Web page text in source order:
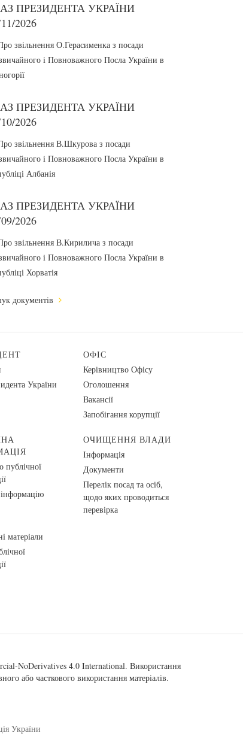
ПРЕЗИДЕНТА УКРАЇНИ
2026
звільнення О.Герасименка з посади
і Повноважного Посла України в
ПРЕЗИДЕНТА УКРАЇНИ
2026
звільнення В.Шкурова з посади
і Повноважного Посла України в
Албанія
ПРЕЗИДЕНТА УКРАЇНИ
2026
звільнення В.Кирилича з посади
і Повноважного Посла України в
Хорватія
документів
України
ОФІС
Керівництво Офісу
Оголошення
Вакансії
Запобігання корупції
публічної
матеріали
ОЧИЩЕННЯ ВЛАДИ
Інформація
Документи
Перелік посад та осіб,
щодо яких проводиться
перевірка
NoDerivatives 4.0 International. Використання
або часткового використання матеріалів.
України